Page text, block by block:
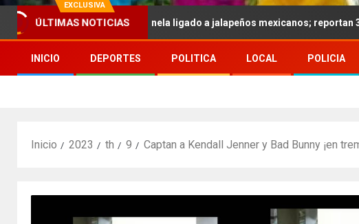
EXCLUSIVA
ÚLTIMAS NOTICIAS
por brote de salmonela ligado a jalapeños mexicanos; reportan 345 casos
INICIO DEPORTES POLITICA LOCAL POLICIA
Inicio 2023 th 9 Captan a Kendall Jenner y Bad Bunny ¡en